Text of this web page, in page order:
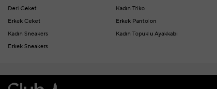
Deri Ceket
Kadın Triko
Erkek Ceket
Erkek Pantolon
Kadın Sneakers
Kadın Topuklu Ayakkabı
Erkek Sneakers